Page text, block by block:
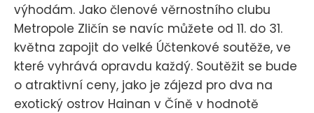
výhodám. Jako členové věrnostního clubu
Metropole Zličín se navíc můžete od 11. do 31.
května zapojit do velké Účtenkové soutěže, ve
které vyhrává opravdu každý. Soutěžit se bude
o atraktivní ceny, jako je zájezd pro dva na
exotický ostrov Hainan v Číně v hodnotě